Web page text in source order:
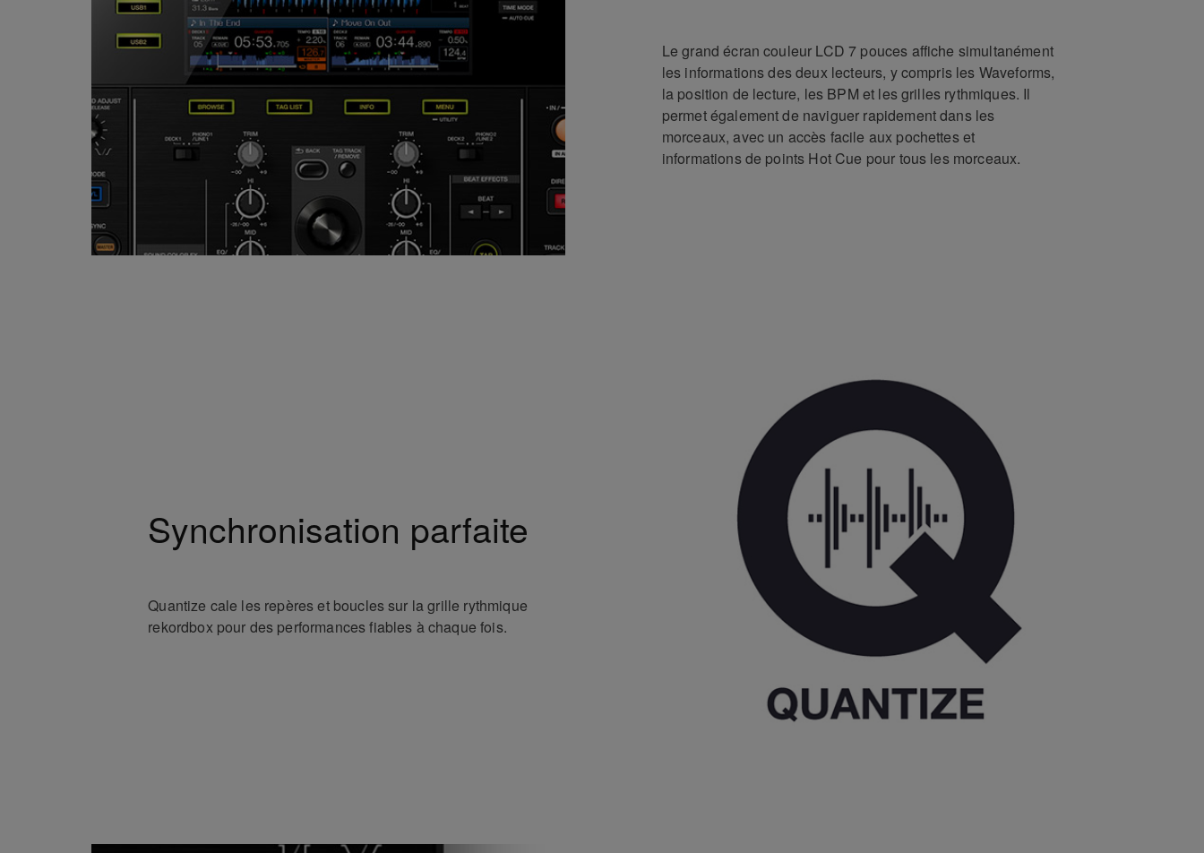
Le grand écran couleur LCD 7 pouces affiche simultanément
les informations des deux lecteurs, y compris les Waveforms,
la position de lecture, les BPM et les grilles rythmiques. Il
permet également de naviguer rapidement dans les
morceaux, avec un accès facile aux pochettes et
informations de points Hot Cue pour tous les morceaux.
Synchronisation parfaite
Quantize cale les repères et boucles sur la grille rythmique
rekordbox pour des performances fiables à chaque fois.